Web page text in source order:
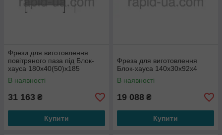
Фрези для виготовлення
повітряного паза під Блок-
хауса 180х40(50)х185
В наявності
31 163 ₴
Купити
Фреза для виготовлення
Блок-хауса 140х30х92х4
В наявності
19 088 ₴
Купити